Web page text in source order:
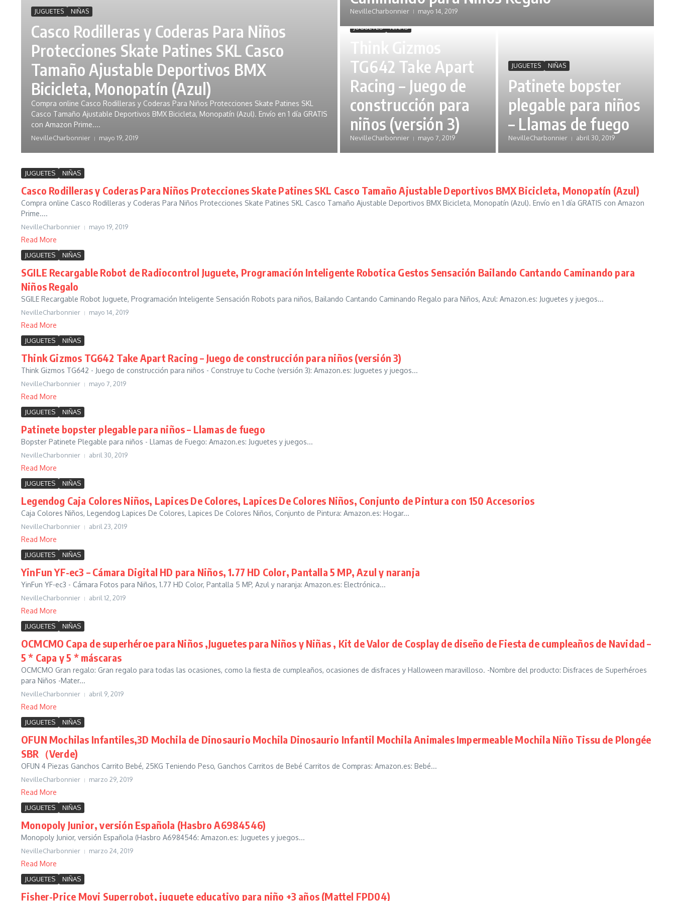
JUGUETES NIÑAS
Casco Rodilleras y Coderas Para Niños
Protecciones Skate Patines SKL Casco
Tamaño Ajustable Deportivos BMX
Bicicleta, Monopatín (Azul)
Compra online Casco Rodilleras y Coderas Para Niños Protecciones Skate Patines SKL
Casco Tamaño Ajustable Deportivos BMX Bicicleta, Monopatín (Azul). Envío en 1 día GRATIS
con Amazon Prime....
NevilleCharbonnier mayo 19, 2019
NevilleCharbonnier mayo 14, 2019
JUGUETES NIÑAS
Think Gizmos
TG642 Take Apart
Racing – Juego de
construcción para
niños (versión 3)
NevilleCharbonnier mayo 7, 2019
JUGUETES NIÑAS
Patinete bopster
plegable para niños
– Llamas de fuego
NevilleCharbonnier abril 30, 2019
JUGUETES NIÑAS
Casco Rodilleras y Coderas Para Niños Protecciones Skate Patines SKL Casco Tamaño Ajustable Deportivos BMX Bicicleta, Monopatín (Azul)
Compra online Casco Rodilleras y Coderas Para Niños Protecciones Skate Patines SKL Casco Tamaño Ajustable Deportivos BMX Bicicleta, Monopatín (Azul). Envío en 1 día GRATIS con Amazon
Prime....
NevilleCharbonnier mayo 19, 2019
Read More
JUGUETES NIÑAS
SGILE Recargable Robot de Radiocontrol Juguete, Programación Inteligente Robotica Gestos Sensación Bailando Cantando Caminando para
Niños Regalo
SGILE Recargable Robot Juguete, Programación Inteligente Sensación Robots para niños, Bailando Cantando Caminando Regalo para Niños, Azul: Amazon.es: Juguetes y juegos...
NevilleCharbonnier mayo 14, 2019
Read More
JUGUETES NIÑAS
Think Gizmos TG642 Take Apart Racing – Juego de construcción para niños (versión 3)
Think Gizmos TG642 - Juego de construcción para niños - Construye tu Coche (versión 3): Amazon.es: Juguetes y juegos...
NevilleCharbonnier mayo 7, 2019
Read More
JUGUETES NIÑAS
Patinete bopster plegable para niños – Llamas de fuego
Bopster Patinete Plegable para niños - Llamas de Fuego: Amazon.es: Juguetes y juegos...
NevilleCharbonnier abril 30, 2019
Read More
JUGUETES NIÑAS
Legendog Caja Colores Niños, Lapices De Colores, Lapices De Colores Niños, Conjunto de Pintura con 150 Accesorios
Caja Colores Niños, Legendog Lapices De Colores, Lapices De Colores Niños, Conjunto de Pintura: Amazon.es: Hogar...
NevilleCharbonnier abril 23, 2019
Read More
JUGUETES NIÑAS
YinFun YF-ec3 – Cámara Digital HD para Niños, 1.77 HD Color, Pantalla 5 MP, Azul y naranja
YinFun YF-ec3 - Cámara Fotos para Niños, 1.77 HD Color, Pantalla 5 MP, Azul y naranja: Amazon.es: Electrónica...
NevilleCharbonnier abril 12, 2019
Read More
JUGUETES NIÑAS
OCMCMO Capa de superhéroe para Niños ,Juguetes para Niños y Niñas , Kit de Valor de Cosplay de diseño de Fiesta de cumpleaños de Navidad –
5 * Capa y 5 * máscaras
OCMCMO Gran regalo: Gran regalo para todas las ocasiones, como la fiesta de cumpleaños, ocasiones de disfraces y Halloween maravilloso. -Nombre del producto: Disfraces de Superhéroes
para Niños -Mater...
NevilleCharbonnier abril 9, 2019
Read More
JUGUETES NIÑAS
OFUN Mochilas Infantiles,3D Mochila de Dinosaurio Mochila Dinosaurio Infantil Mochila Animales Impermeable Mochila Niño Tissu de Plongée
SBR（Verde)
OFUN 4 Piezas Ganchos Carrito Bebé, 25KG Teniendo Peso, Ganchos Carritos de Bebé Carritos de Compras: Amazon.es: Bebé...
NevilleCharbonnier marzo 29, 2019
Read More
JUGUETES NIÑAS
Monopoly Junior, versión Española (Hasbro A6984546)
Monopoly Junior, versión Española (Hasbro A6984546: Amazon.es: Juguetes y juegos...
NevilleCharbonnier marzo 24, 2019
Read More
JUGUETES NIÑAS
Fisher-Price Movi Superrobot, juguete educativo para niño +3 años (Mattel FPD04)